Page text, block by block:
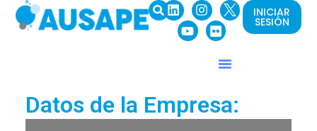
INICIAR
SESIÓN
Datos de la Empresa: